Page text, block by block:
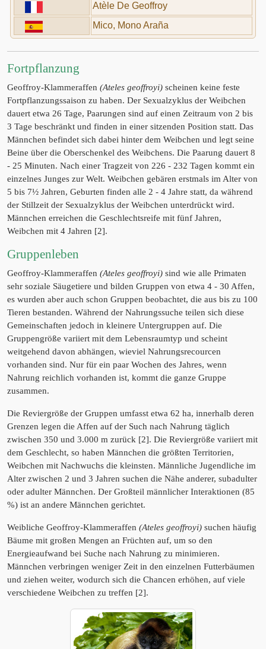
Atèle De Geoffroy
Mico, Mono Araña
Fortpflanzung
Geoffroy-Klammeraffen (Ateles geoffroyi) scheinen keine feste
Fortpflanzungssaison zu haben. Der Sexualzyklus der Weibchen
dauert etwa 26 Tage, Paarungen sind auf einen Zeitraum von 2 bis
3 Tage beschränkt und finden in einer sitzenden Position statt. Das
Männchen befindet sich dabei hinter dem Weibchen und legt seine
Beine über die Oberschenkel des Weibchens. Die Paarung dauert 8
- 25 Minuten. Nach einer Tragzeit von 226 - 232 Tagen kommt ein
einzelnes Junges zur Welt. Weibchen gebären erstmals im Alter von
5 bis 7½ Jahren, Geburten finden alle 2 - 4 Jahre statt, da während
der Stillzeit der Sexualzyklus der Weibchen unterdrückt wird.
Männchen erreichen die Geschlechtsreife mit fünf Jahren,
Weibchen mit 4 Jahren [2].
Gruppenleben
Geoffroy-Klammeraffen (Ateles geoffroyi) sind wie alle Primaten
sehr soziale Säugetiere und bilden Gruppen von etwa 4 - 30 Affen,
es wurden aber auch schon Gruppen beobachtet, die aus bis zu 100
Tieren bestanden. Während der Nahrungssuche teilen sich diese
Gemeinschaften jedoch in kleinere Untergruppen auf. Die
Gruppengröße variiert mit dem Lebensraumtyp und scheint
weitgehend davon abhängen, wieviel Nahrungsrecourcen
vorhanden sind. Nur für ein paar Wochen des Jahres, wenn
Nahrung reichlich vorhanden ist, kommt die ganze Gruppe
zusammen.
Die Reviergröße der Gruppen umfasst etwa 62 ha, innerhalb deren
Grenzen legen die Affen auf der Such nach Nahrung täglich
zwischen 350 und 3.000 m zurück [2]. Die Reviergröße variiert mit
dem Geschlecht, so haben Männchen die größten Territorien,
Weibchen mit Nachwuchs die kleinsten. Männliche Jugendliche im
Alter zwischen 2 und 3 Jahren suchen die Nähe anderer, subadulter
oder adulter Männchen. Der Großteil männlicher Interaktionen (85
%) ist an andere Männchen gerichtet.
Weibliche Geoffroy-Klammeraffen (Ateles geoffroyi) suchen häufig
Bäume mit großen Mengen an Früchten auf, um so den
Energieaufwand bei Suche nach Nahrung zu minimieren.
Männchen verbringen weniger Zeit in den einzelnen Futterbäumen
und ziehen weiter, wodurch sich die Chancen erhöhen, auf viele
verschiedene Weibchen zu treffen [2].